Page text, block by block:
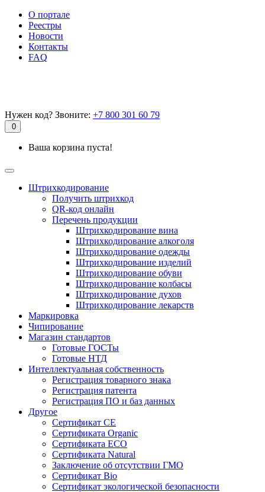
О портале
Реестры
Новости
Контакты
FAQ
Нужен код? Звоните: +7 800 301 60 79
0
Ваша корзина пуста!
Штрихкодирование
Получить штрихкод
QR-код онлайн
Перечень продукции
Штрихкодирование вина
Штрихкодирование алкоголя
Штрихкодирование одежды
Штрихкодирование изделий
Штрихкодирование обуви
Штрихкодирование колбасы
Штрихкодирование духов
Штрихкодирование лекарств
Маркировка
Чипирование
Магазин стандартов
Готовые ГОСТы
Готовые НТД
Интеллектуальная собственность
Регистрация товарного знака
Регистрация патента
Регистрация ПО и баз данных
Другое
Сертификат СЕ
Сертификата Organic
Сертификата ECO
Сертификата Natural
Заключение об отсутствии ГМО
Сертификат Bio
Сертификат экологической безопасности